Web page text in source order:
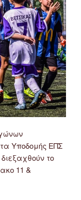
Υποδομής ΕΠΣ
το
11 &